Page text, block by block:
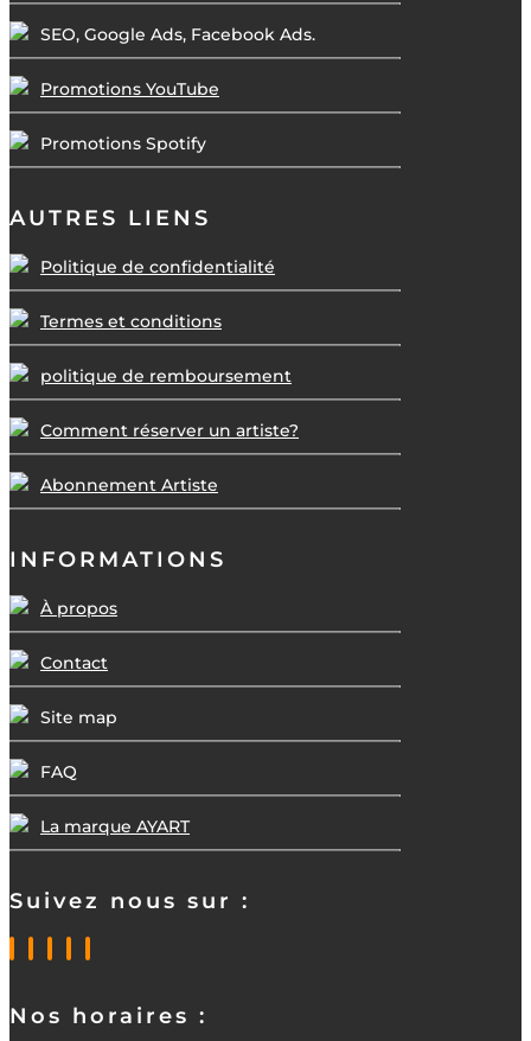
SEO, Google Ads, Facebook Ads.
Promotions YouTube
Promotions Spotify
AUTRES LIENS
Politique de confidentialité
Termes et conditions
politique de remboursement
Comment réserver un artiste?
Abonnement Artiste
INFORMATIONS
À propos
Contact
Site map
FAQ
La marque AYART
Suivez nous sur :
Nos horaires :